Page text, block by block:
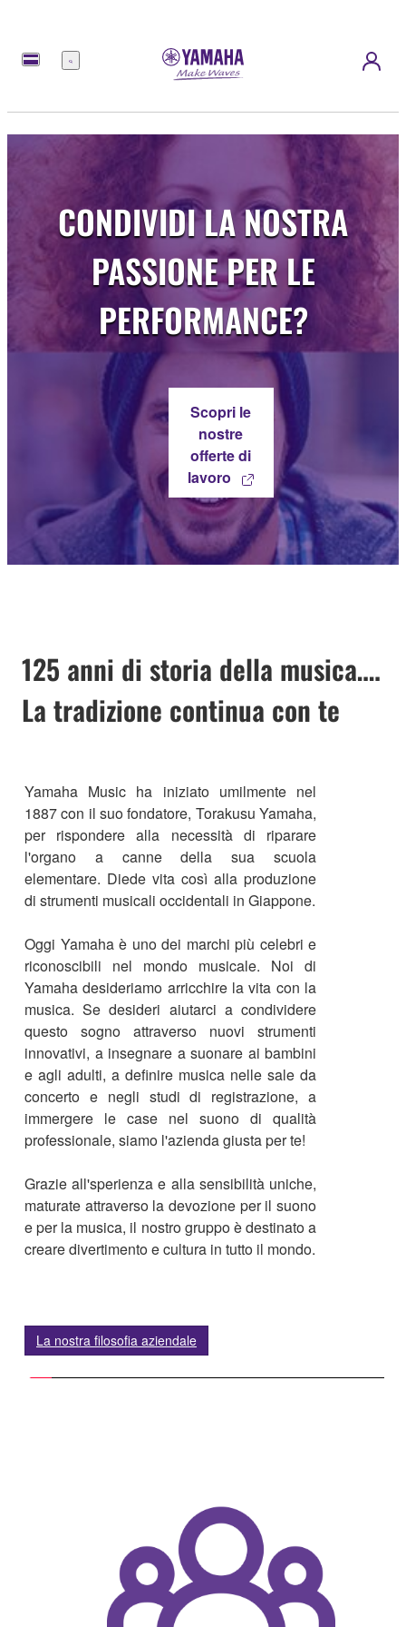
Menu
CONDIVIDI LA NOSTRA
PASSIONE PER LE
PERFORMANCE?
Scopri le
nostre
offerte di
lavoro
125 anni di storia della musica….
La tradizione continua con te
Yamaha Music ha iniziato umilmente nel
1887 con il suo fondatore, Torakusu Yamaha,
per rispondere alla necessità di riparare
l'organo a canne della sua scuola
elementare. Diede vita così alla produzione
di strumenti musicali occidentali in Giappone.
Oggi Yamaha è uno dei marchi più celebri e
riconoscibili nel mondo musicale. Noi di
Yamaha desideriamo arricchire la vita con la
musica. Se desideri aiutarci a condividere
questo sogno attraverso nuovi strumenti
innovativi, a insegnare a suonare ai bambini
e agli adulti, a definire musica nelle sale da
concerto e negli studi di registrazione, a
immergere le case nel suono di qualità
professionale, siamo l'azienda giusta per te!
Grazie all'sperienza e alla sensibilità uniche,
maturate attraverso la devozione per il suono
e per la musica, il nostro gruppo è destinato a
creare divertimento e cultura in tutto il mondo.
La nostra filosofia aziendale